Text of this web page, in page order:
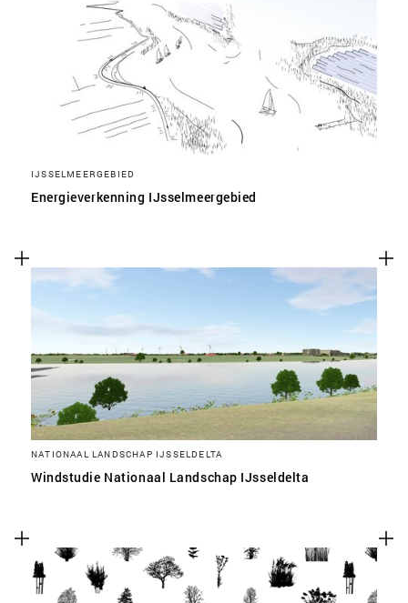
IJSSELMEERGEBIED
Energieverkenning IJsselmeergebied
NATIONAAL LANDSCHAP IJSSELDELTA
Windstudie Nationaal Landschap IJsseldelta